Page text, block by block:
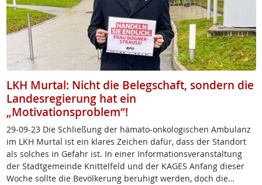
LKH Murtal: Nicht die Belegschaft, sondern die
Landesregierung hat ein
„Motivationsproblem“!
29-09-23 Die Sch­lie­ßung der hä­ma­to-on­ko­lo­gi­schen Am­bu­lanz
im LKH Mur­tal ist ein kla­res Zei­chen da­für, dass der Stand­ort
als sol­ches in Ge­fahr ist. In ei­ner In­for­ma­ti­ons­ver­an­stal­tung
der Stadt­ge­mein­de Knit­tel­feld und der KA­GES An­fang die­ser
Wo­che soll­te die Be­völ­ke­rung be­ru­higt wer­den, doch die…